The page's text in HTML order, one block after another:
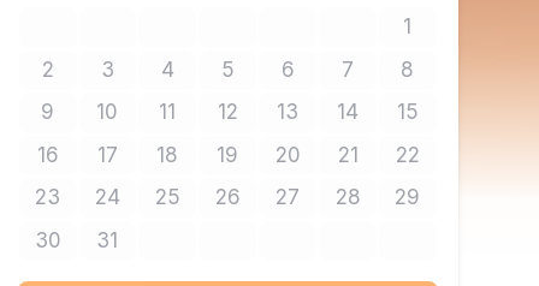
1No tickets
2No tickets available
3No tickets available
4No tickets available
5No tickets available
6No tickets available
7No tickets available
8No tickets
9No tickets available
10No tickets available
11No tickets available
12No tickets available
13No tickets available
14No tickets available
15No tickets
16No tickets available
17No tickets available
18No tickets available
19No tickets available
20No tickets available
21No tickets available
22No tickets
23No tickets available
24No tickets available
25No tickets available
26No tickets available
27No tickets available
28No tickets available
29No tickets
30No tickets available
31No tickets available